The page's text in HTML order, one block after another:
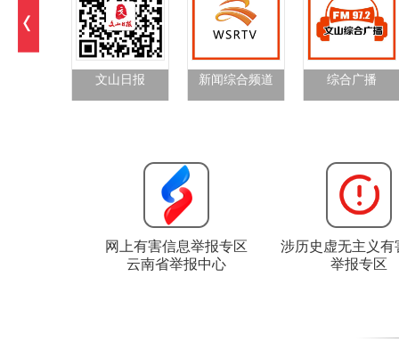
文山日报 新闻综合频道 综合广播
网上有害信息举报专区
云南省举报中心
涉历史虚无主义有
举报专区